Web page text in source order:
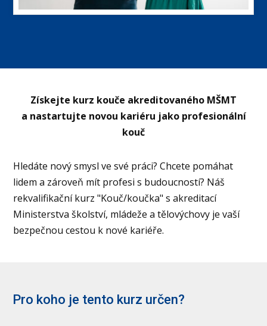
Získejte kurz kouče akreditovaného MŠMT
a nastartujte novou kariéru jako profesionální
kouč
Hledáte nový smysl ve své práci? Chcete pomáhat
lidem a zároveň mít profesi s budoucností? Náš
rekvalifikační kurz "Kouč/koučka" s akreditací
Ministerstva školství, mládeže a tělovýchovy je vaší
bezpečnou cestou k nové kariéře.
Pro koho je tento kurz určen?